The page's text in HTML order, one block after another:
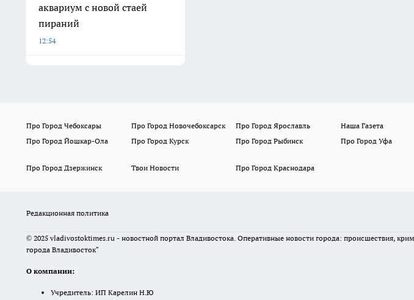
аквариум с новой стаей
пираний
12:54
Про Город Чебоксары Про Город Новочебоксарск Про Город Ярославль Наша Газета
Про Город Йошкар-Ола
Про Город Курск Про Город Рыбинск Про Город Уфа
Про Город Дзержинск
Твои Новости Про Город Краснодара
Редакционная политика
© 2025 vladivostoktimes.ru - новостной портал Владивостока. Оперативные новости города: происшествия,
города Владивосток"
О компании:
Учредитель: ИП Карелин Н.Ю